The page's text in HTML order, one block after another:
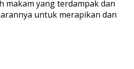
makam yang terdampak dan
untuk merapikan dan